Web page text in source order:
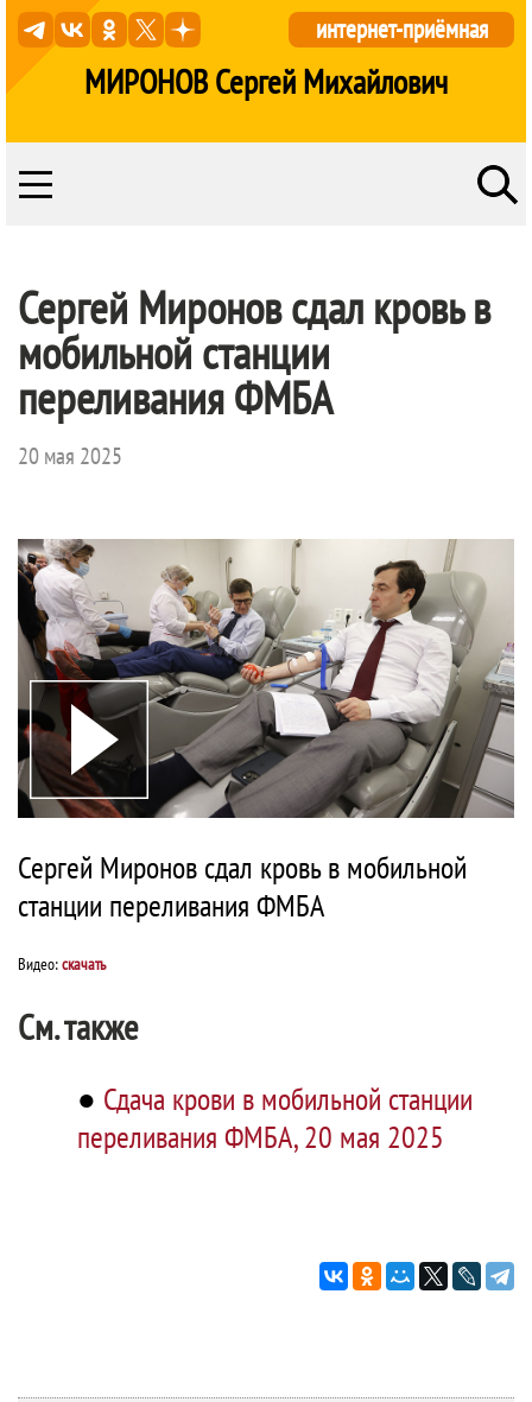
МИРОНОВ Сергей Михайлович
интернет-приёмная
Сергей Миронов сдал кровь в
мобильной станции
переливания ФМБА
20 мая 2025
Сергей Миронов сдал кровь в мобильной
станции переливания ФМБА
Видео:скачать
См. также
● Сдача крови в мобильной станции
переливания ФМБА, 20 мая 2025